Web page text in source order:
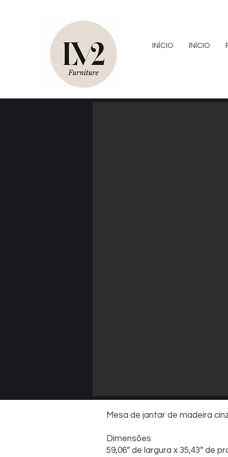
INÍCIO INÍCIO
Mesa de jantar de madeira
Dimensões
59,06” de largura x 35,43” de